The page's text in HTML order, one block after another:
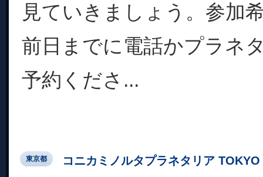
見ていきましょう。参加
前日までに電話かプラネ
予約くださ...
東京都 コニカミノルタプラネタリア TOKYO